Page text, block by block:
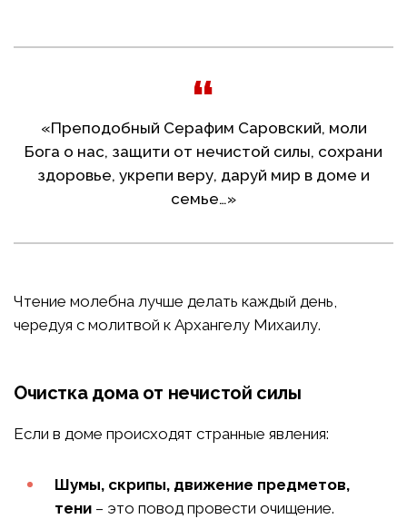
«Преподобный Серафим Саровский, моли
Бога о нас, защити от нечистой силы, сохрани
здоровье, укрепи веру, даруй мир в доме и
семье…»
Чтение молебна лучше делать каждый день,
чередуя с молитвой к Архангелу Михаилу.
Очистка дома от нечистой силы
Если в доме происходят странные явления:
Шумы, скрипы, движение предметов,
тени – это повод провести очищение.